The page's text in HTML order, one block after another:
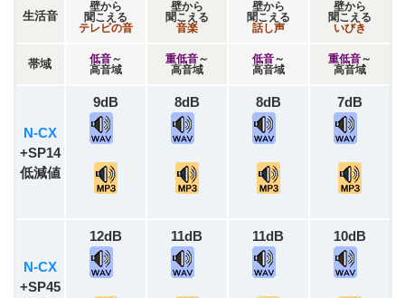
生活音
壁から
聞こえる
テレビの音
壁から
聞こえる
音楽
壁から
聞こえる
話し声
壁から
聞こえる
いびき
帯域 低音～
高音域
重低音～
高音域
低音～
高音域
重低音～
高音域
N-CX
+SP14
低減値
9dB 8dB 8dB 7dB
N-CX
+SP45
12dB 11dB 11dB 10dB